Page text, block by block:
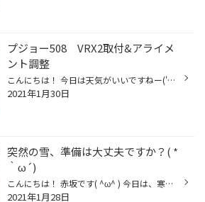
プジョー508 VRX2取付&アライメ
ント調整
こんにちは！ 今日は天気がいいですねー('◇')ゞ 本日はご予約いただいていたプジョー508のお客様が スタッドレスセットお取り付けでご来店いただきました！ タイヤはVRX2です('◇')ゞ 雪の上も氷の上も安心です！！ が、もちろん過信は禁物です・・・。雪の上、氷の上を ご走行の際は最新の注意のも...
2021年1月30日
突然の雪、準備は大丈夫ですか？( *
｀ω´)
こんにちは！ 赤坂です( ^ω^ ) 今日は、寒いです(T . T) 雨が降っていると思ったら 突然の雪！！ 少しだけ積もりました( ・∇・) まだ備えていない方、 タイヤ館西荻窪にご相談ください！ #タイヤ交換 #杉並区 タイヤ #中野区 タイヤ #新宿区 タイヤ #タイヤ専門店 #ブリヂストン#アルミホイール #ア...
2021年1月28日